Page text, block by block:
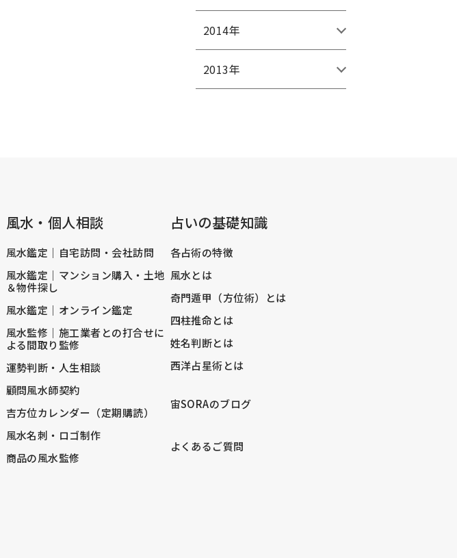
2014年
2013年
風水・個人相談
風水鑑定｜自宅訪問・会社訪問
風水鑑定｜マンション購入・土地
＆物件探し
風水鑑定｜オンライン鑑定
風水監修｜施工業者との打合せに
よる間取り監修
運勢判断・人生相談
顧問風水師契約
吉方位カレンダー（定期購読）
風水名刺・ロゴ制作
商品の風水監修
占いの基礎知識
各占術の特徴
風水とは
奇門遁甲（方位術）とは
四柱推命とは
姓名判断とは
西洋占星術とは
宙SORAのブログ
よくあるご質問